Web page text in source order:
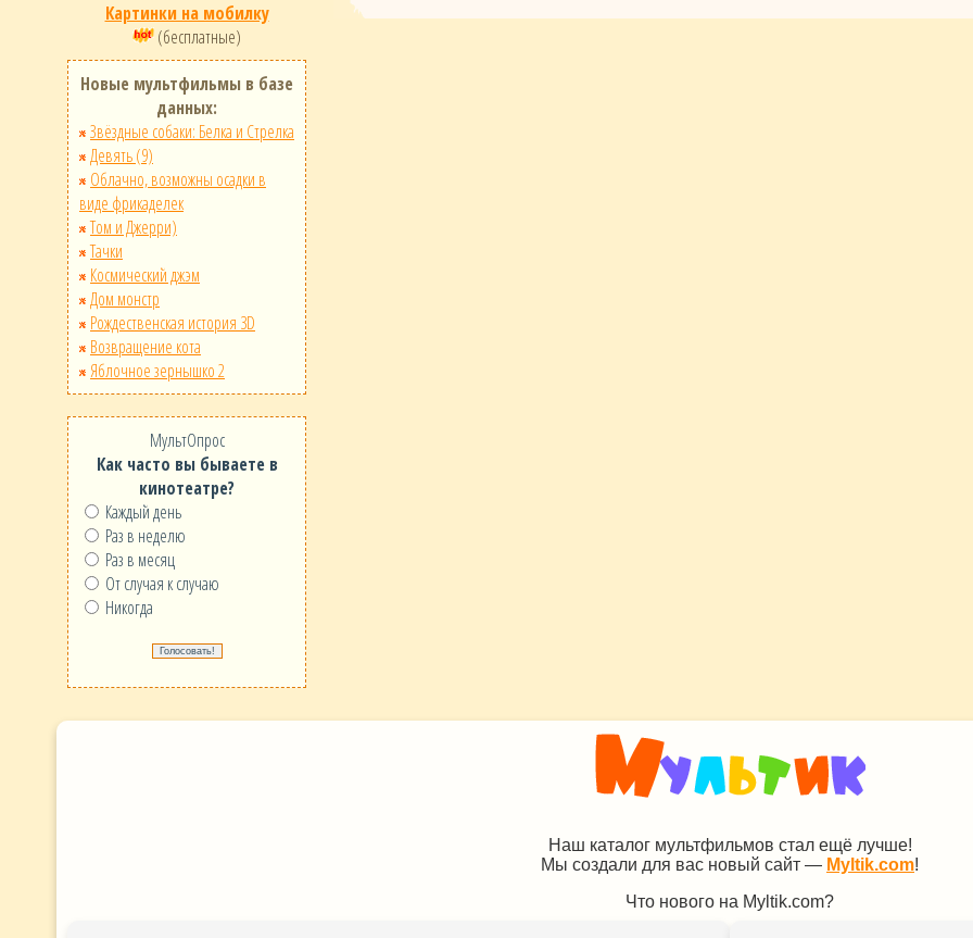
Картинки на мобилку
(бесплатные)
Новые мультфильмы в базе
данных:
Звёздные собаки: Белка и Стрелка
Девять (9)
Облачно, возможны осадки в
виде фрикаделек
Том и Джерри)
Тачки
Космический джэм
Дом монстр
Рождественская история 3D
Возвращение кота
Яблочное зернышко 2
МультОпрос
Как часто вы бываете в
кинотеатре?
Каждый день
Раз в неделю
Раз в месяц
От случая к случаю
Никогда
Наш каталог мультфильмов стал ещё лучше!
Мы создали для вас новый сайт — Myltik.com!
Что нового на Myltik.com?